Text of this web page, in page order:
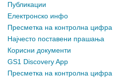
Публикации
Електронско инфо
Пресметка на контролна цифра
Најчесто поставени прашања
Корисни документи
GS1 Discovery App
Пресметка на контролна цифра